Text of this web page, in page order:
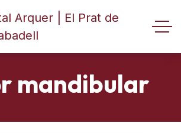
mandibular